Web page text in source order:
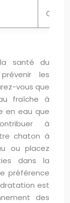
la santé du
les
vous que
fraîche à
en eau que
à
chaton à
ou placez
dans la
préférence
est
des